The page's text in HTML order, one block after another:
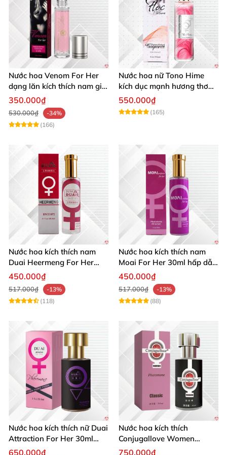
Nước hoa Venom For Her
dạng lăn kích thích nam giới
tăng ham muốn mua ngay
350.000₫
530.000₫
-34%
(166)
Nước hoa nữ Tono Hime
kích dục mạnh hương thơm
quyến rũ
550.000₫
(165)
Nước hoa kích thích nam
Duai Heermeng For Her
mùi quyến rũ chai 29.5ml
450.000₫
517.000₫
-13%
(118)
Nước hoa kích thích nam
Moai For Her 30ml hấp dẫn
quyến rũ khách hàng
450.000₫
517.000₫
-13%
(88)
Nước hoa kích thích nữ Duai
Attraction For Her 30ml
tăng cường hưng phấn sôi
650.000₫
Nước hoa kích thích
Conjugallove Women
29.5ml hấp dẫn đam mê
750.000₫